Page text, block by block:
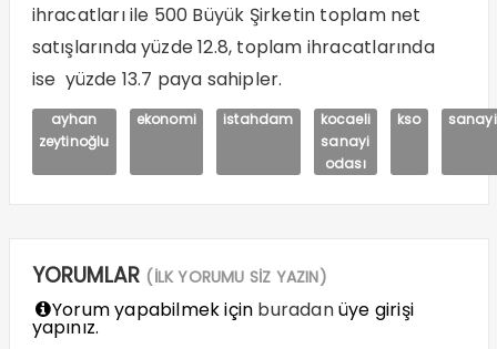
ihracatları ile 500 Büyük Şirketin toplam net
satışlarında yüzde 12.8, toplam ihracatlarında
ise yüzde 13.7 paya sahipler.
ayhan
zeytinoğlu
ekonomi istahdam
kocaeli
sanayi
odası
kso sanayi
YORUMLAR (İLK YORUMU SİZ YAZIN)
Yorum yapabilmek için buradanüye girişi
yapınız.